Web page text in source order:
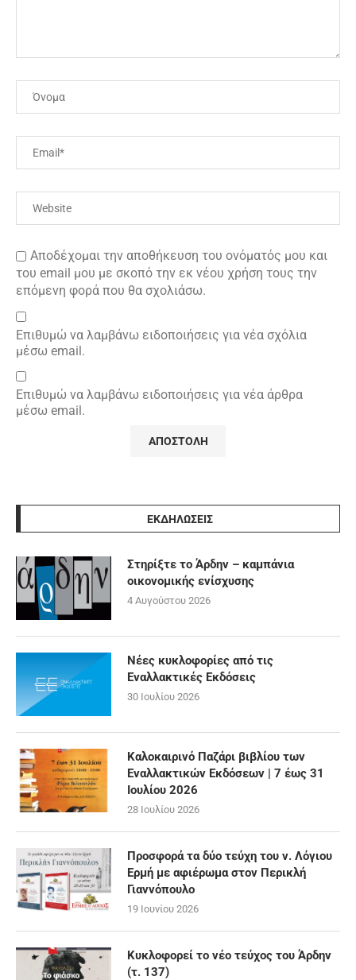
Αποδέχομαι την αποθήκευση του ονόματός μου και
του email μου με σκοπό την εκ νέου χρήση τους την
επόμενη φορά που θα σχολιάσω.
Επιθυμώ να λαμβάνω ειδοποιήσεις για νέα σχόλια
μέσω email.
Επιθυμώ να λαμβάνω ειδοποιήσεις για νέα άρθρα
μέσω email.
ΕΚΔΗΛΩΣΕΙΣ
Στηρίξτε το Άρδην – καμπάνια
οικονομικής ενίσχυσης
4 Αυγούστου 2026
Νέες κυκλοφορίες από τις
Εναλλακτικές Εκδόσεις
30 Ιουλίου 2026
Καλοκαιρινό Παζάρι βιβλίου των
Εναλλακτικών Εκδόσεων | 7 έως 31
Ιουλίου 2026
28 Ιουλίου 2026
Προσφορά τα δύο τεύχη του ν. Λόγιου
Ερμή με αφιέρωμα στον Περικλή
Γιαννόπουλο
19 Ιουνίου 2026
Κυκλοφορεί το νέο τεύχος του Άρδην
(τ. 137)